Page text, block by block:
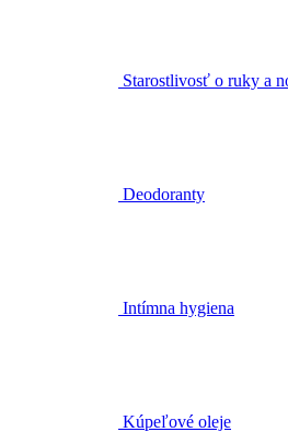
Starostlivosť o ruky a
Deodoranty
Intímna hygiena
Kúpeľové oleje